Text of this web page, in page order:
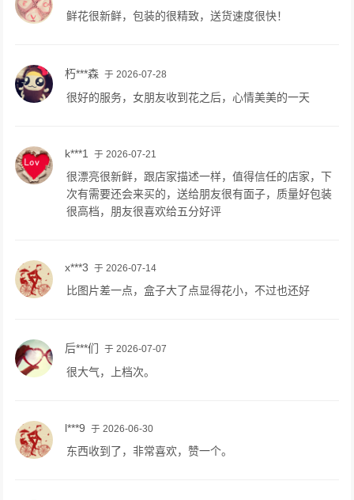
鲜花很新鲜，包装的很精致，送货速度很快！
朽***森 于 2026-07-28
很好的服务，女朋友收到花之后，心情美美的一天
k***1 于 2026-07-21
很漂亮很新鲜，跟店家描述一样，值得信任的店家，下
次有需要还会来买的，送给朋友很有面子，质量好包装
很高档，朋友很喜欢给五分好评
x***3 于 2026-07-14
比图片差一点，盒子大了点显得花小，不过也还好
后***们 于 2026-07-07
很大气，上档次。
l***9 于 2026-06-30
东西收到了，非常喜欢，赞一个。